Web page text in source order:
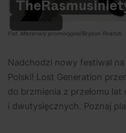
Na czasie
Polecane Scena Impostora 06.08.2026
Kto jest
TheRasmusinie
Fot. Materiały promocyjne/Bryson Roatch
Nadchodzi nowy festiwal
Polski! Lost Generation
do brzmienia z przełomu
i dwutysięcznych. Poznaj